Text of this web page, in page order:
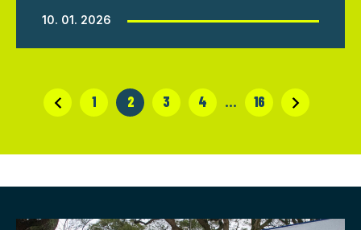
10. 01. 2026
1 2 3 4 … 16